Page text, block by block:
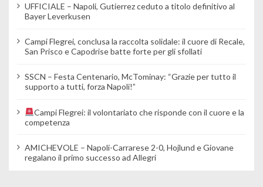
UFFICIALE – Napoli, Gutierrez ceduto a titolo definitivo al
Bayer Leverkusen
Campi Flegrei, conclusa la raccolta solidale: il cuore di Recale,
San Prisco e Capodrise batte forte per gli sfollati
SSCN – Festa Centenario, McTominay: “Grazie per tutto il
supporto a tutti, forza Napoli!”
Campi Flegrei: il volontariato che risponde con il cuore e la
competenza
AMICHEVOLE – Napoli-Carrarese 2-0, Hojlund e Giovane
regalano il primo successo ad Allegri